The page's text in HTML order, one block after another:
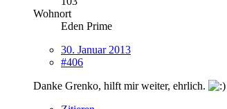
Wohnort
Eden Prime
30. Januar 2013
#406
Danke Grenko, hilft mir weiter, ehrlich.